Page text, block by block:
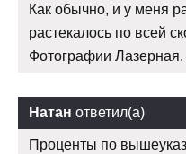
Как обычно, и у меня
растекалось по всей
Фотографии Лазерная.
Натан ответил(а)
Проценты по